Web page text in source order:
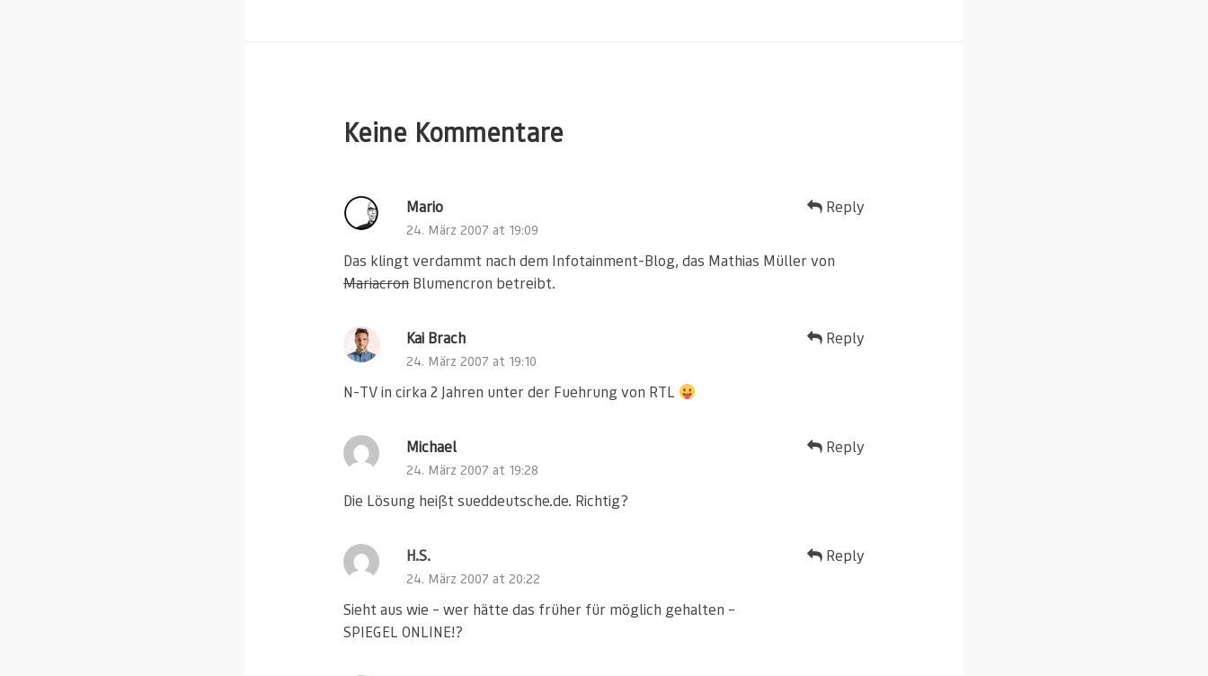
Keine Kommentare
Mario
24. März 2007 at 19:09
Das klingt verdammt nach dem Infotainment-Blog, das Mathias Müller von
Mariacron Blumencron betreibt.
Reply
Kai Brach
24. März 2007 at 19:10
N-TV in cirka 2 Jahren unter der Fuehrung von RTL
Reply
Michael
24. März 2007 at 19:28
Die Lösung heißt sueddeutsche.de. Richtig?
Reply
H.S.
24. März 2007 at 20:22
Sieht aus wie – wer hätte das früher für möglich gehalten –
SPIEGEL ONLINE!?
Reply